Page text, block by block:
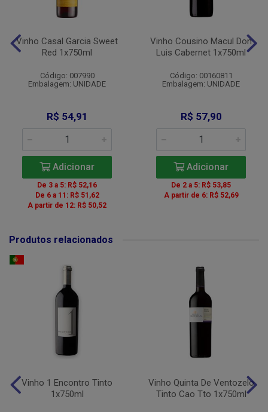
Vinho Casal Garcia Sweet
Red 1x750ml
Código: 007990
Embalagem: UNIDADE
R$ 54,91
Adicionar
De 3 a 5: R$ 52,16
De 6 a 11: R$ 51,62
A partir de 12: R$ 50,52
Vinho Cousino Macul Don
Luis Cabernet 1x750ml
Código: 00160811
Embalagem: UNIDADE
R$ 57,90
Adicionar
De 2 a 5: R$ 53,85
A partir de 6: R$ 52,69
Produtos relacionados
Vinho 1 Encontro Tinto
1x750ml
Vinho Quinta De Ventozelo
Tinto Cao Tto 1x750ml